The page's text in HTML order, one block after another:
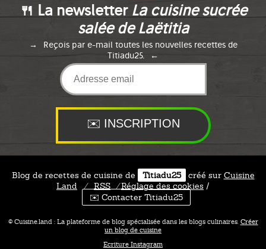
🍴 La newsletter La cuisine sucrée
salée de Laëtitia
Reçois par e-mail toutes les nouvelles recettes de
Titiadu25.
Blog de recettes de cuisine de Titiadu25 créé sur Cuisine
Land
⁄ RSS ⁄Réglage des cookies /
✉️ Contacter Titiadu25
© Cuisine.land : La plateforme de blog spécialisée dans les blogs culinaires. Créer
un blog de cuisine
Ecriture Instagram